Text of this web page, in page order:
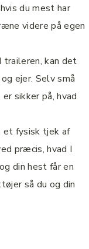
du mest har
videre på egen
traileren, kan det
ejer. Selv små
sikker på, hvad
et fysisk tjek af
præcis, hvad I
din hest får en
så du og din